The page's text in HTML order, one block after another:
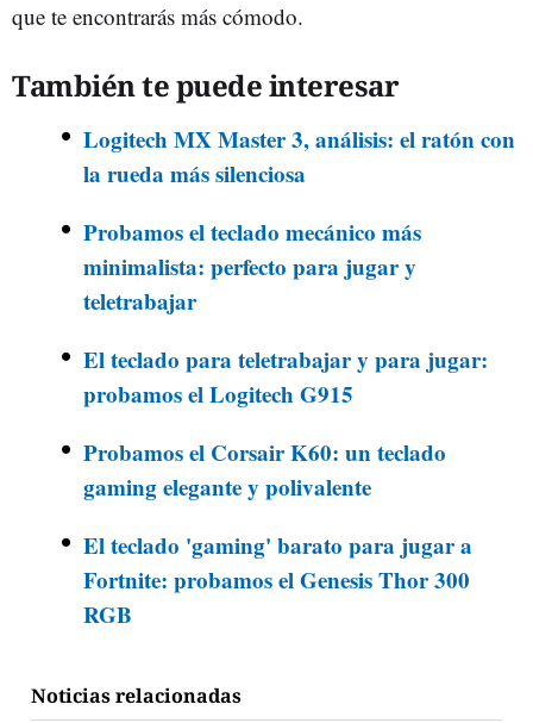
que te encontrarás más cómodo.
También te puede interesar
Logitech MX Master 3, análisis: el ratón con
la rueda más silenciosa
Probamos el teclado mecánico más
minimalista: perfecto para jugar y
teletrabajar
El teclado para teletrabajar y para jugar:
probamos el Logitech G915
Probamos el Corsair K60: un teclado
gaming elegante y polivalente
El teclado 'gaming' barato para jugar a
Fortnite: probamos el Genesis Thor 300
RGB
Noticias relacionadas